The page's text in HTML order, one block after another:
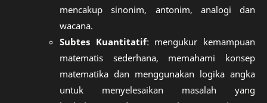
mencakup sinonim, antonim, analogi dan
wacana.
Subtes Kuantitatif: mengukur kemampuan
matematis sederhana, memahami konsep
matematika dan menggunakan logika angka
untuk menyelesaikan masalah yang